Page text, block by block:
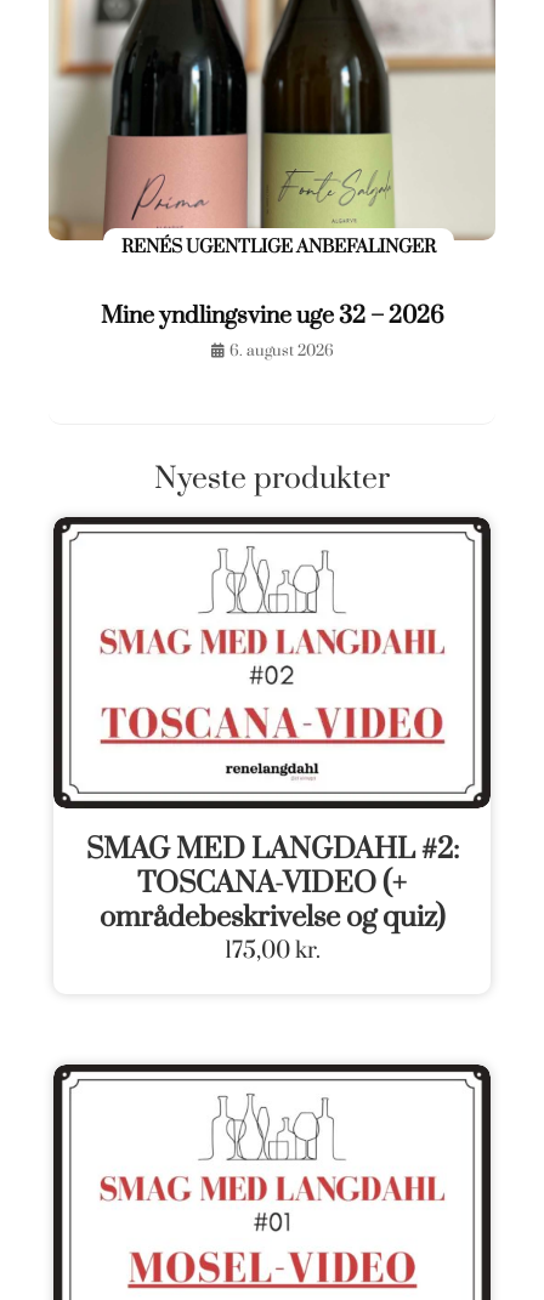
RENÉS UGENTLIGE ANBEFALINGER
Mine yndlingsvine uge 32 – 2026
6. august 2026
Nyeste produkter
SMAG MED LANGDAHL #2:
TOSCANA-VIDEO (+
områdebeskrivelse og quiz)
175,00kr.